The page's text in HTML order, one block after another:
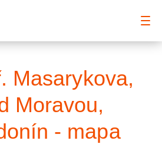
Masarykova,
Moravou,
- mapa